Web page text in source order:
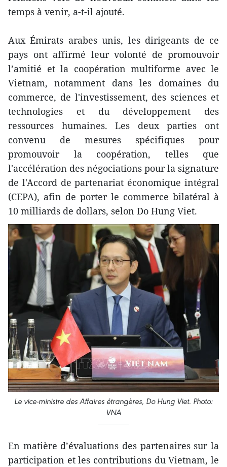
temps à venir, a-t-il ajouté.
Aux Émirats arabes unis, les dirigeants de ce
pays ont affirmé leur volonté de promouvoir
l’amitié et la coopération multiforme avec le
Vietnam, notamment dans les domaines du
commerce, de l'investissement, des sciences et
technologies et du développement des
ressources humaines. Les deux parties ont
convenu de mesures spécifiques pour
promouvoir la coopération, telles que
l'accélération des négociations pour la signature
de l'Accord de partenariat économique intégral
(CEPA), afin de porter le commerce bilatéral à
10 milliards de dollars, selon Do Hung Viet.
Le vice-ministre des Affaires étrangères, Do Hung Viet. Photo:
VNA
En matière d’évaluations des partenaires sur la
participation et les contributions du Vietnam, le